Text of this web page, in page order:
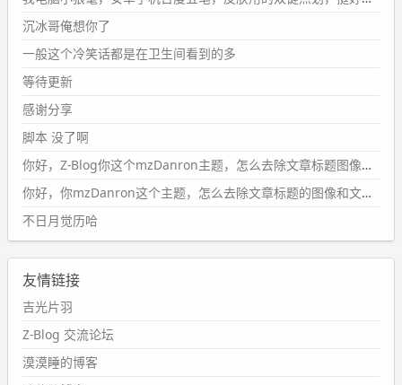
B%A8%E9%9B%86/
wdssmq
2024-09-23 20:58:40
#PubWord
条嘟？？？？
wdssmq
2024-09-15 10:32:07
#PubWordVSCode 内 git 操作卡住的时候没办法主动取消
一直是个痛点，一般都是推送或拉取，今天连提交都卡
了。。
wdssmq
2024-09-11 08:45:43
#PubWord
然后天凉了，为了应对踢被子买了睡袋，不知道 1.2 米会不
会略窄。。
wdssmq
2024-09-09 19:43:00
沉冰哥俺想你了
一般这个冷笑话都是在卫生间看到的多
等待更新
感谢分享
脚本 没了啊
你好，Z-Blog你这个mzDanron主题，怎么去除文章标题图像和文章摘要，仅显示标题，感谢回复！
你好，你mzDanron这个主题，怎么去除文章标题的图像和文章摘要！仅显示标题，感谢回复解决！
不日月觉历哈
友情链接
吉光片羽
Z-Blog 交流论坛
漠漠睡的博客